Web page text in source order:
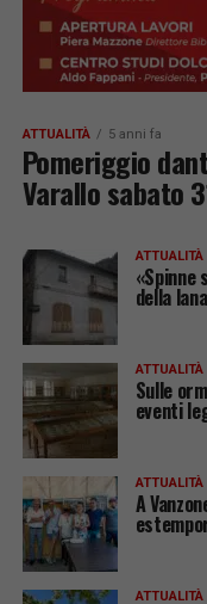
ATTUALITÀ 5 anni fa
Pomeriggio
Varallo sabato
ATTUALITÀ
«Spinne
della
ATTUALITÀ
Sulle
eventi
ATTUALITÀ
A
ATTUALITÀ